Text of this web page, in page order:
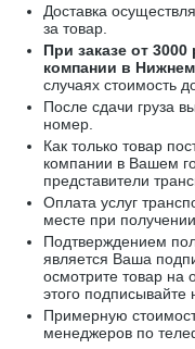
Доставка
за товар.
При заказе от
компании в
случаях стоимость
После сдачи груза
номер.
Как только товар
компании в Вашем
представители
Оплата услуг
месте при
Подтверждением
является Ваша
осмотрите товар на
этого подписывайте
Примерную
менеджеров по